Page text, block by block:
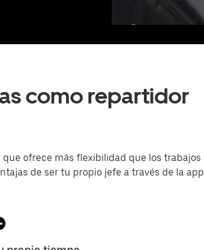
como repartidor
ofrece más flexibilidad que los trabajos
de ser tu propio jefe a través de la app